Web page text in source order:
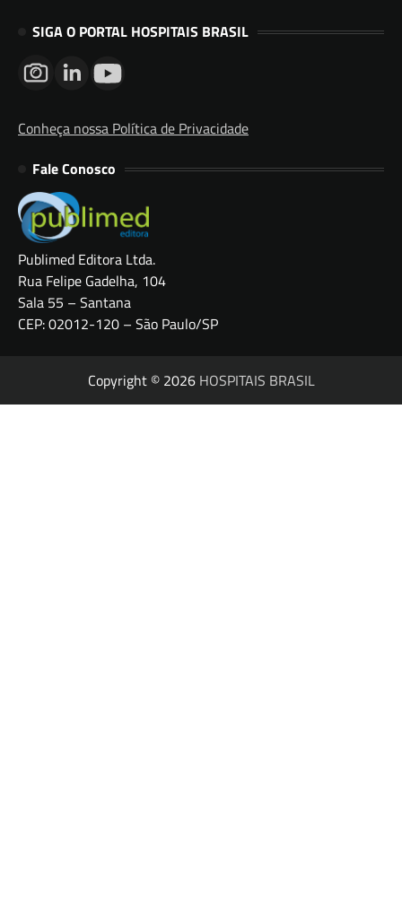
SIGA O PORTAL HOSPITAIS BRASIL
Conheça nossa Política de Privacidade
Fale Conosco
Publimed Editora Ltda.
Rua Felipe Gadelha, 104
Sala 55 – Santana
CEP: 02012-120 – São Paulo/SP
Copyright © 2026 HOSPITAIS BRASIL